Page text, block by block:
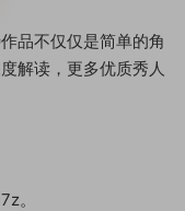
品不仅仅是简单的角
解读，更多优质秀人
。